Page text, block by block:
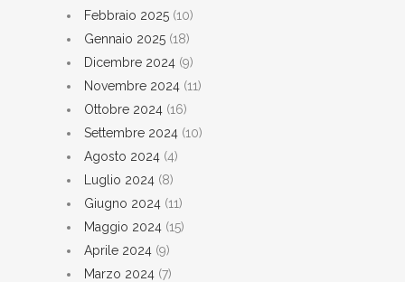
Febbraio 2025 (10)
Gennaio 2025 (18)
Dicembre 2024 (9)
Novembre 2024 (11)
Ottobre 2024 (16)
Settembre 2024 (10)
Agosto 2024 (4)
Luglio 2024 (8)
Giugno 2024 (11)
Maggio 2024 (15)
Aprile 2024 (9)
Marzo 2024 (7)